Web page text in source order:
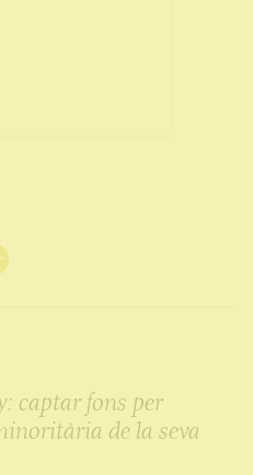
captar fons per
de la seva